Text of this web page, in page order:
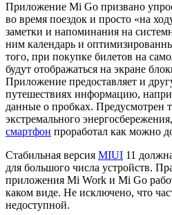
Приложение Mi Go призвано
во время поездок и просто «на
заметки и напоминания на
ним календарь и
того, при покупке билетов на
будут отображаться на экране
Приложение предоставляет и
путешествиях информацию,
данные о пробках. Предусмотрен
экстремального
смартфон проработал как можно
Стабильная версия MIUI 11
для большого числа устройств.
приложения Mi Work и Mi Go
каком виде. Не исключено, что
недоступной.